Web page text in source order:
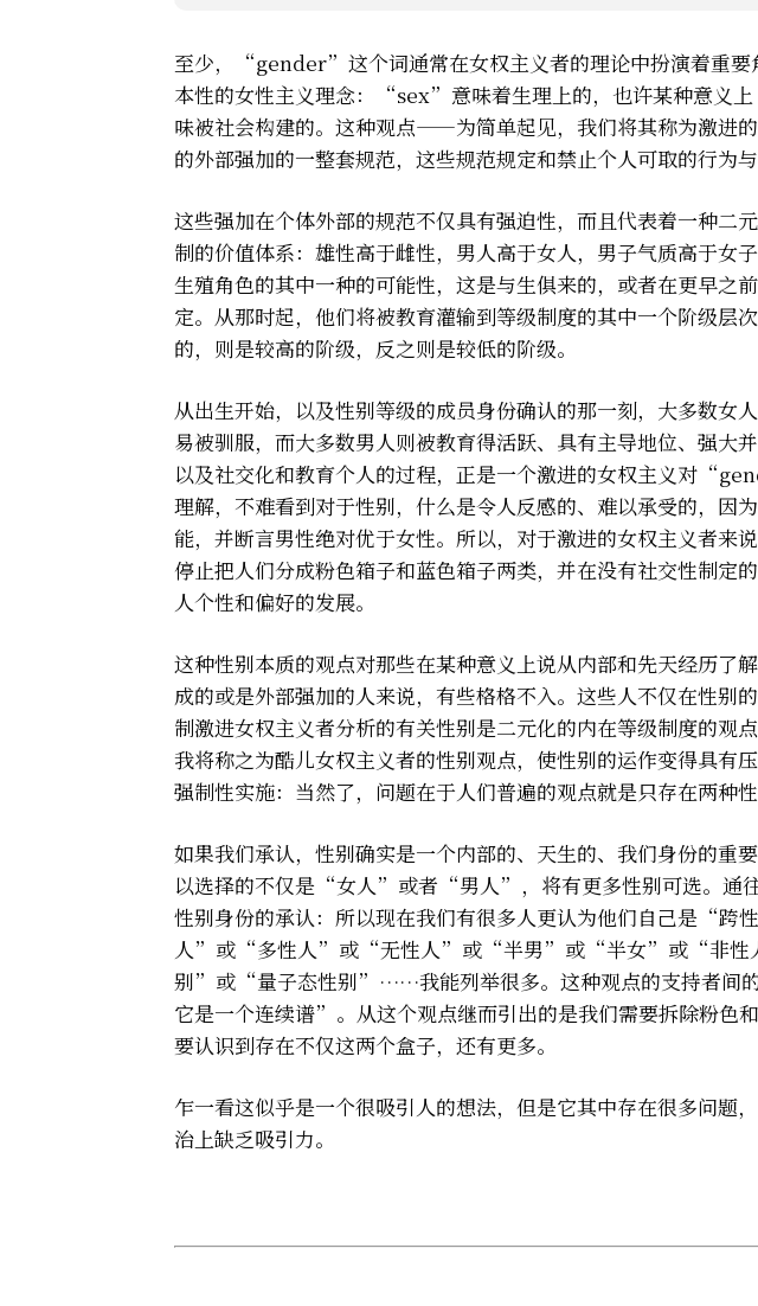
至少，“gender”这个词通常在女权主义者的理论中扮演着重要
本性的女性主义理念：“sex”意味着生理上的，也许某种意
味被社会构建的。这种观点——为简单起见，我们将其称为激进
的外部强加的一整套规范，这些规范规定和禁止个人可取的行为
这些强加在个体外部的规范不仅具有强迫性，而且代表着一种二
制的价值体系：雄性高于雌性，男人高于女人，男子气质高于女
生殖角色的其中一种的可能性，这是与生俱来的，或者在更早之
定。从那时起，他们将被教育灌输到等级制度的其中一个阶级层
的，则是较高的阶级，反之则是较低的阶级。
从出生开始，以及性别等级的成员身份确认的那一刻，大多数女
易被驯服，而大多数男人则被教育得活跃、具有主导地位、强大
以及社交化和教育个人的过程，正是一个激进的女权主义对
理解，不难看到对于性别，什么是令人反感的、难以承受的，因
能，并断言男性绝对优于女性。所以，对于激进的女权主义者来
停止把人们分成粉色箱子和蓝色箱子两类，并在没有社交性制定
人个性和偏好的发展。
这种性别本质的观点对那些在某种意义上说从内部和先天经历了
成的或是外部强加的人来说，有些格格不入。这些人不仅在性别
制激进女权主义者分析的有关性别是二元化的内在等级制度的观
我将称之为酷儿女权主义者的性别观点，使性别的运作变得具有
强制性实施：当然了，问题在于人们普遍的观点就是只存在两种性
如果我们承认，性别确实是一个内部的、天生的、我们身份的重
以选择的不仅是“女人”或者“男人”，将有更多性别可选。通
性别身份的承认：所以现在我们有很多人更认为他们自己是“
人”或“多性人”或“无性人”或“半男”或“半女”或“非性
别”或“量子态性别”……我能列举很多。这种观点的支持者间的
它是一个连续谱”。从这个观点继而引出的是我们需要拆除粉色
要认识到存在不仅这两个盒子，还有更多。
乍一看这似乎是一个很吸引人的想法，但是它其中存在很多问题
治上缺乏吸引力。